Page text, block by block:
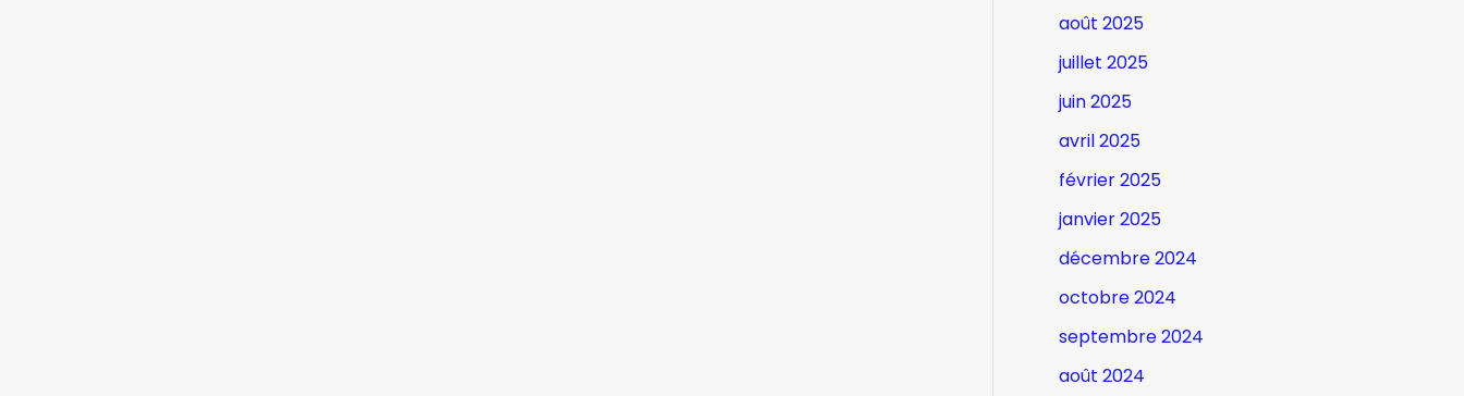
août 2025
juillet 2025
juin 2025
avril 2025
février 2025
janvier 2025
décembre 2024
octobre 2024
septembre 2024
août 2024